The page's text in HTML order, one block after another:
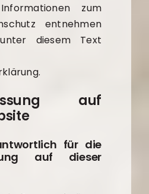
zum
entnehmen
diesem Text
auf
für die
auf dieser